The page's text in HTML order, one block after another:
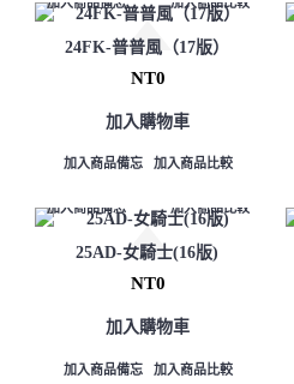
24FK-普普風（17版）
NT0
加入購物車
加入商品備忘 加入商品比較
加入商品備忘 加入商品比較
25AD-女騎士(16版)
NT0
加入購物車
加入商品備忘 加入商品比較